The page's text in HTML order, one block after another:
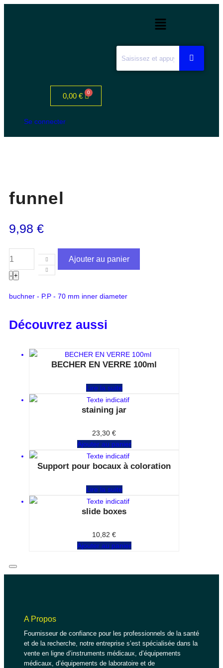
0,00 €
Se connecter
funnel
9,98 €
- +
Ajouter au panier
buchner - P.P - 70 mm inner diameter
Découvrez aussi
BECHER EN VERRE 100ml
Lire la suite
staining jar
23,30 €
Ajouter au panier
Support pour bocaux à coloration
Lire la suite
slide boxes
10,82 €
Ajouter au panier
A Propos
Fournisseur de confiance pour les professionnels de la santé
et de la recherche, notre entreprise s’est spécialisée dans la
vente en ligne d’instruments médicaux, d’équipements
médicaux, d’équipements de laboratoire et de